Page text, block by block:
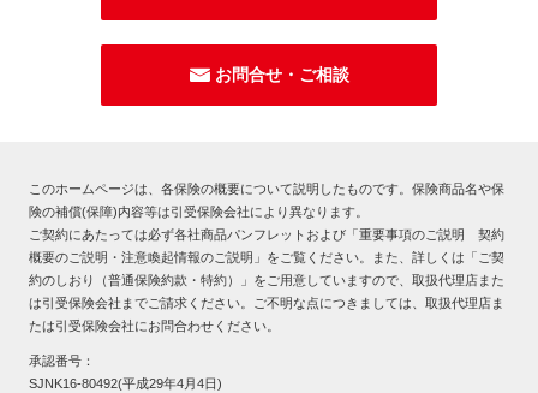
お問合せ・ご相談
このホームページは、各保険の概要について説明したものです。保険商品名や保
険の補償(保障)内容等は引受保険会社により異なります。
ご契約にあたっては必ず各社商品パンフレットおよび「重要事項のご説明 契約
概要のご説明・注意喚起情報のご説明」をご覧ください。また、詳しくは「ご契
約のしおり（普通保険約款・特約）」をご用意していますので、取扱代理店また
は引受保険会社までご請求ください。ご不明な点につきましては、取扱代理店ま
たは引受保険会社にお問合わせください。
承認番号：
SJNK16-80492(平成29年4月4日)